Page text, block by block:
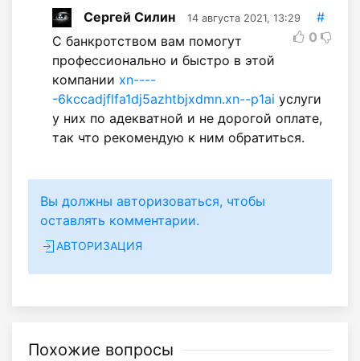
Сергей Силин 14 августа 2021, 13:29
#
0
С банкротством вам помогут
профессионально и быстро в этой
компании xn----
-6kccadjflfa1dj5azhtbjxdmn.xn--p1ai услуги
у них по адекватной и не дорогой оплате,
так что рекомендую к ним обратиться.
Вы должны авторизоваться, чтобы
оставлять комментарии.
АВТОРИЗАЦИЯ
Похожие вопросы